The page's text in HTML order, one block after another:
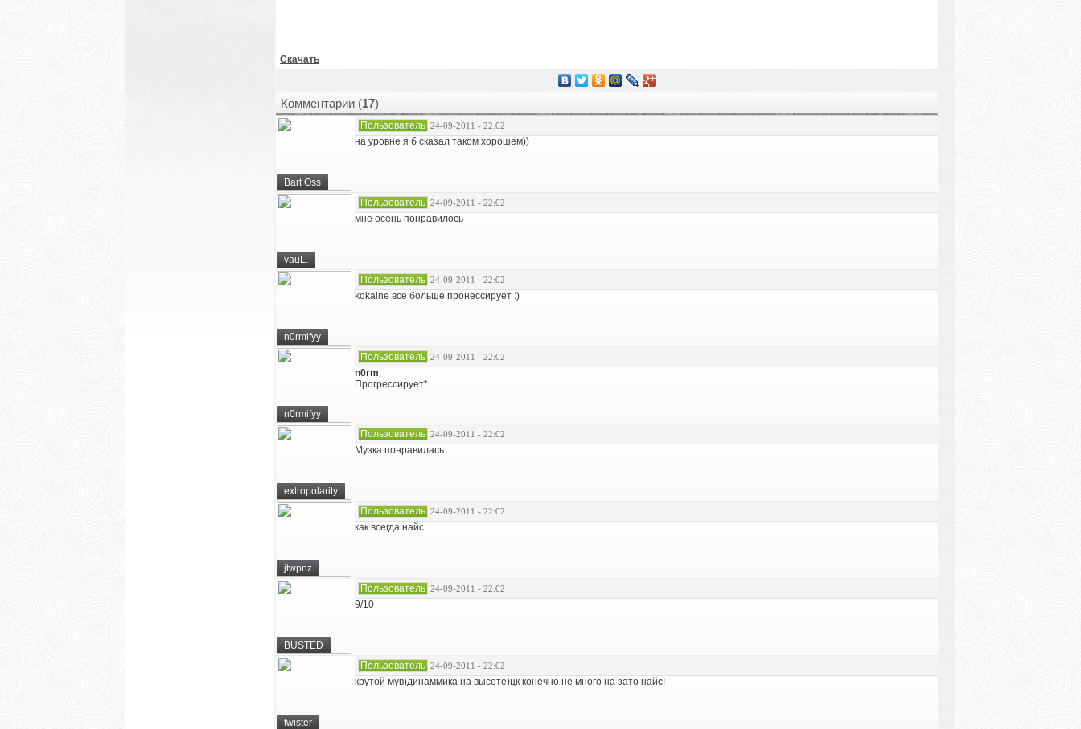
Скачать
Комментарии (17)
Bart Oss
Пользователь 24-09-2011 - 22:02
на уровне я б сказал таком хорошем))
vauL.
Пользователь 24-09-2011 - 22:02
мне осень понравилось
n0rmifyy
Пользователь 24-09-2011 - 22:02
kokaine все больше пронессирует :)
n0rmifyy
Пользователь 24-09-2011 - 22:02
n0rm,
Прогрессирует*
extropolarity
Пользователь 24-09-2011 - 22:02
Музка понравилась...
jtwpnz
Пользователь 24-09-2011 - 22:02
как всегда найс
BUSTED
Пользователь 24-09-2011 - 22:02
9/10
twister
Пользователь 24-09-2011 - 22:02
крутой мув)динаммика на высоте)цк конечно не много на зато найс!